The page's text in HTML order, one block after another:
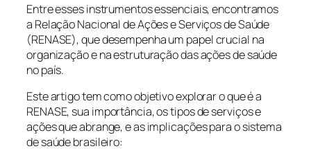
Entre esses instrumentos essenciais, encontramos
a Relação Nacional de Ações e Serviços de Saúde
(RENASE), que desempenha um papel crucial na
organização e na estruturação das ações de saúde
no país.
Este artigo tem como objetivo explorar o que é a
RENASE, sua importância, os tipos de serviços e
ações que abrange, e as implicações para o sistema
de saúde brasileiro: